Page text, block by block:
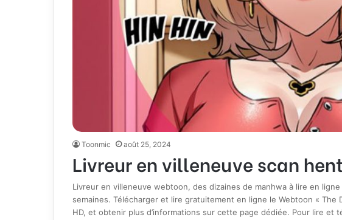
Toonmic août 25, 2024
Livreur en villeneuve scan
Livreur en villeneuve webtoon, des dizaines de manhwa à lire en
semaines. Télécharger et lire gratuitement en ligne le Webtoon « The
HD, et obtenir plus d’informations sur cette page dédiée. Pour lire et